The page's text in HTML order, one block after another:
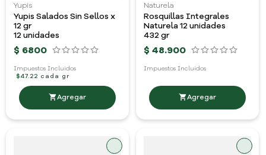
Yupis
Yupis Salados Sin Sellos x
12 gr
12 unidades
$ 6800
Impuestos Incluidos
$47.22 cada gr
Naturela
Rosquillas Integrales
Naturela 12 unidades
432 gr
$ 48.900
Impuestos Incluidos